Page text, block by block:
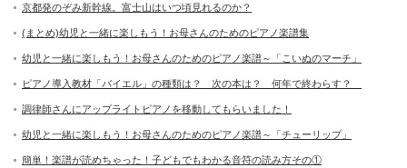
京都発のぞみ新幹線。富士山はいつ頃見れるのか？
(まとめ)幼児と一緒に楽しもう！お母さんのためのピアノ楽譜集
幼児と一緒に楽しもう！お母さんのためのピアノ楽譜～「こいぬのマーチ」
ピアノ導入教材「バイエル」の種類は？ 次の本は？ 何年で終わらす？
調律師さんにアップライトピアノを移動してもらいました！
幼児と一緒に楽しもう！お母さんのためのピアノ楽譜～「チューリップ」
簡単！楽譜が読めちゃった！子どもでもわかる音符の読み方その①